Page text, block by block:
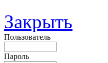
Закрыть
Пользователь
Пароль